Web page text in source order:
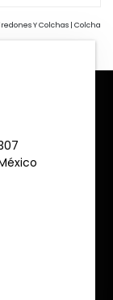
Y Colchas | Colcha